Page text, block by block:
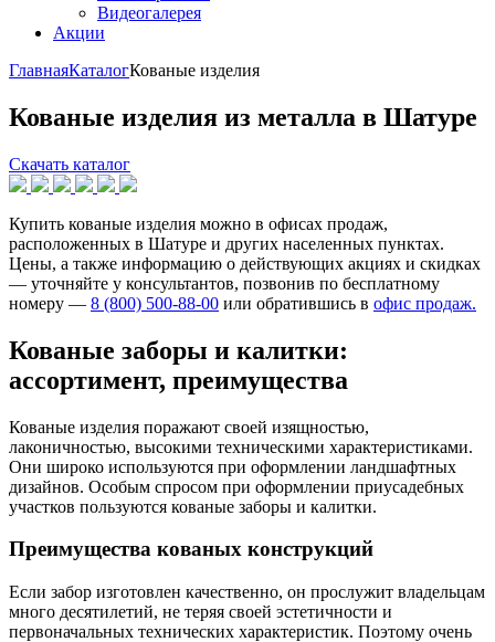
Видеогалерея
Акции
ГлавнаяКаталогКованые изделия
Кованые изделия из металла в Шатуре
Скачать каталог
Купить кованые изделия можно в офисах продаж,
расположенных в Шатуре и других населенных пунктах.
Цены, а также информацию о действующих акциях и скидках
— уточняйте у консультантов, позвонив по бесплатному
номеру — 8 (800) 500-88-00 или обратившись в офис продаж.
Кованые заборы и калитки:
ассортимент, преимущества
Кованые изделия поражают своей изящностью,
лаконичностью, высокими техническими характеристиками.
Они широко используются при оформлении ландшафтных
дизайнов. Особым спросом при оформлении приусадебных
участков пользуются кованые заборы и калитки.
Преимущества кованых конструкций
Если забор изготовлен качественно, он прослужит владельцам
много десятилетий, не теряя своей эстетичности и
первоначальных технических характеристик. Поэтому очень